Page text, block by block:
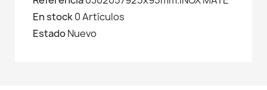
En stock0 Artículos
EstadoNuevo